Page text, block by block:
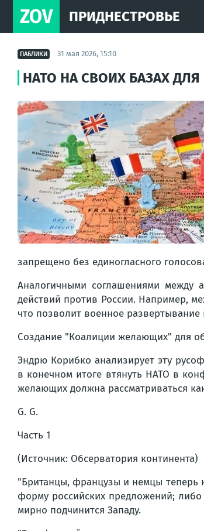
ZOV ПРИДНЕСТРОВЬЕ
ПАБЛИКИ 31 мая 2026, 15:10
НАТО НА СВОИХ БАЗАХ
запрещено без единогласного
Аналогичными соглашениями между
действий против России. Например,
что позволит военное
Создание "Коалиции желающих" для
Эндрю Корибко анализирует эту
в конечном итоге втянуть НАТО в
желающих должна рассматриваться
G. G.
Часть 1
(Источник: Обсерватория континента)
"Британцы, французы и немцы теперь
форму российских предложений;
мирно подчинится Западу.